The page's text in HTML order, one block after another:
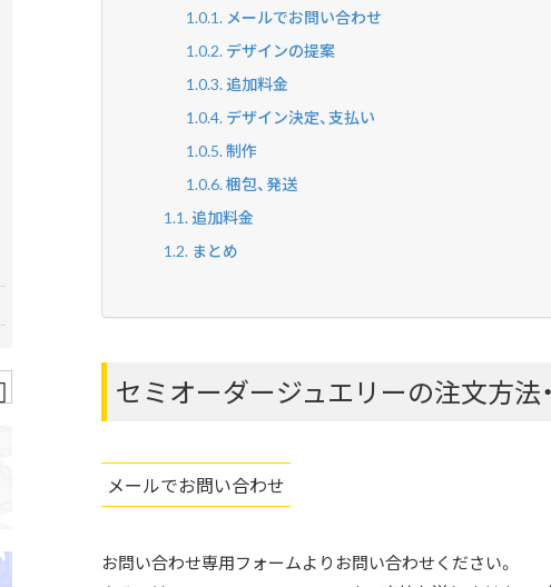
メールでお問い合わせ
デザインの提案
追加料金
デザイン決定、支払い
制作
梱包、発送
追加料金
まとめ
セミオーダージュエリーの注文方法
メールでお問い合わせ
お問い合わせ専用フォームよりお問い合わせください。